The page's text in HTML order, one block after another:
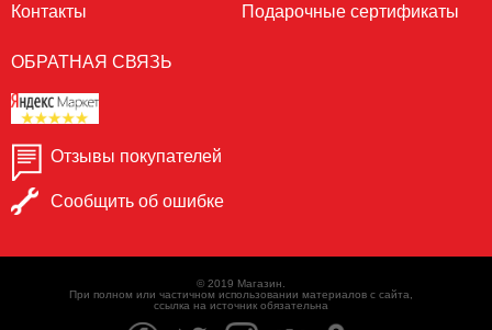
Контакты
Подарочные сертификаты
ОБРАТНАЯ СВЯЗЬ
Отзывы покупателей
Сообщить об ошибке
© 2019 Магазин.
При полном или частичном использовании материалов с сайта,
ссылка на источник обязательна